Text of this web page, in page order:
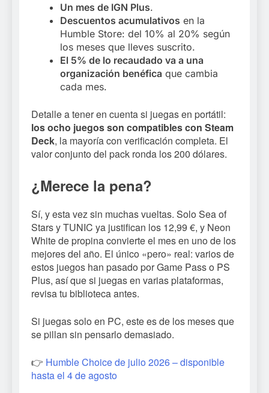
Un mes de IGN Plus.
Descuentos acumulativos en la
Humble Store: del 10% al 20% según
los meses que lleves suscrito.
El 5% de lo recaudado va a una
organización benéfica que cambia
cada mes.
Detalle a tener en cuenta si juegas en portátil:
los ocho juegos son compatibles con Steam
Deck, la mayoría con verificación completa. El
valor conjunto del pack ronda los 200 dólares.
¿Merece la pena?
Sí, y esta vez sin muchas vueltas. Solo Sea of
Stars y TUNIC ya justifican los 12,99 €, y Neon
White de propina convierte el mes en uno de los
mejores del año. El único «pero» real: varios de
estos juegos han pasado por Game Pass o PS
Plus, así que si juegas en varias plataformas,
revisa tu biblioteca antes.
Si juegas solo en PC, este es de los meses que
se pillan sin pensarlo demasiado.
👉 Humble Choice de julio 2026 – disponible
hasta el 4 de agosto